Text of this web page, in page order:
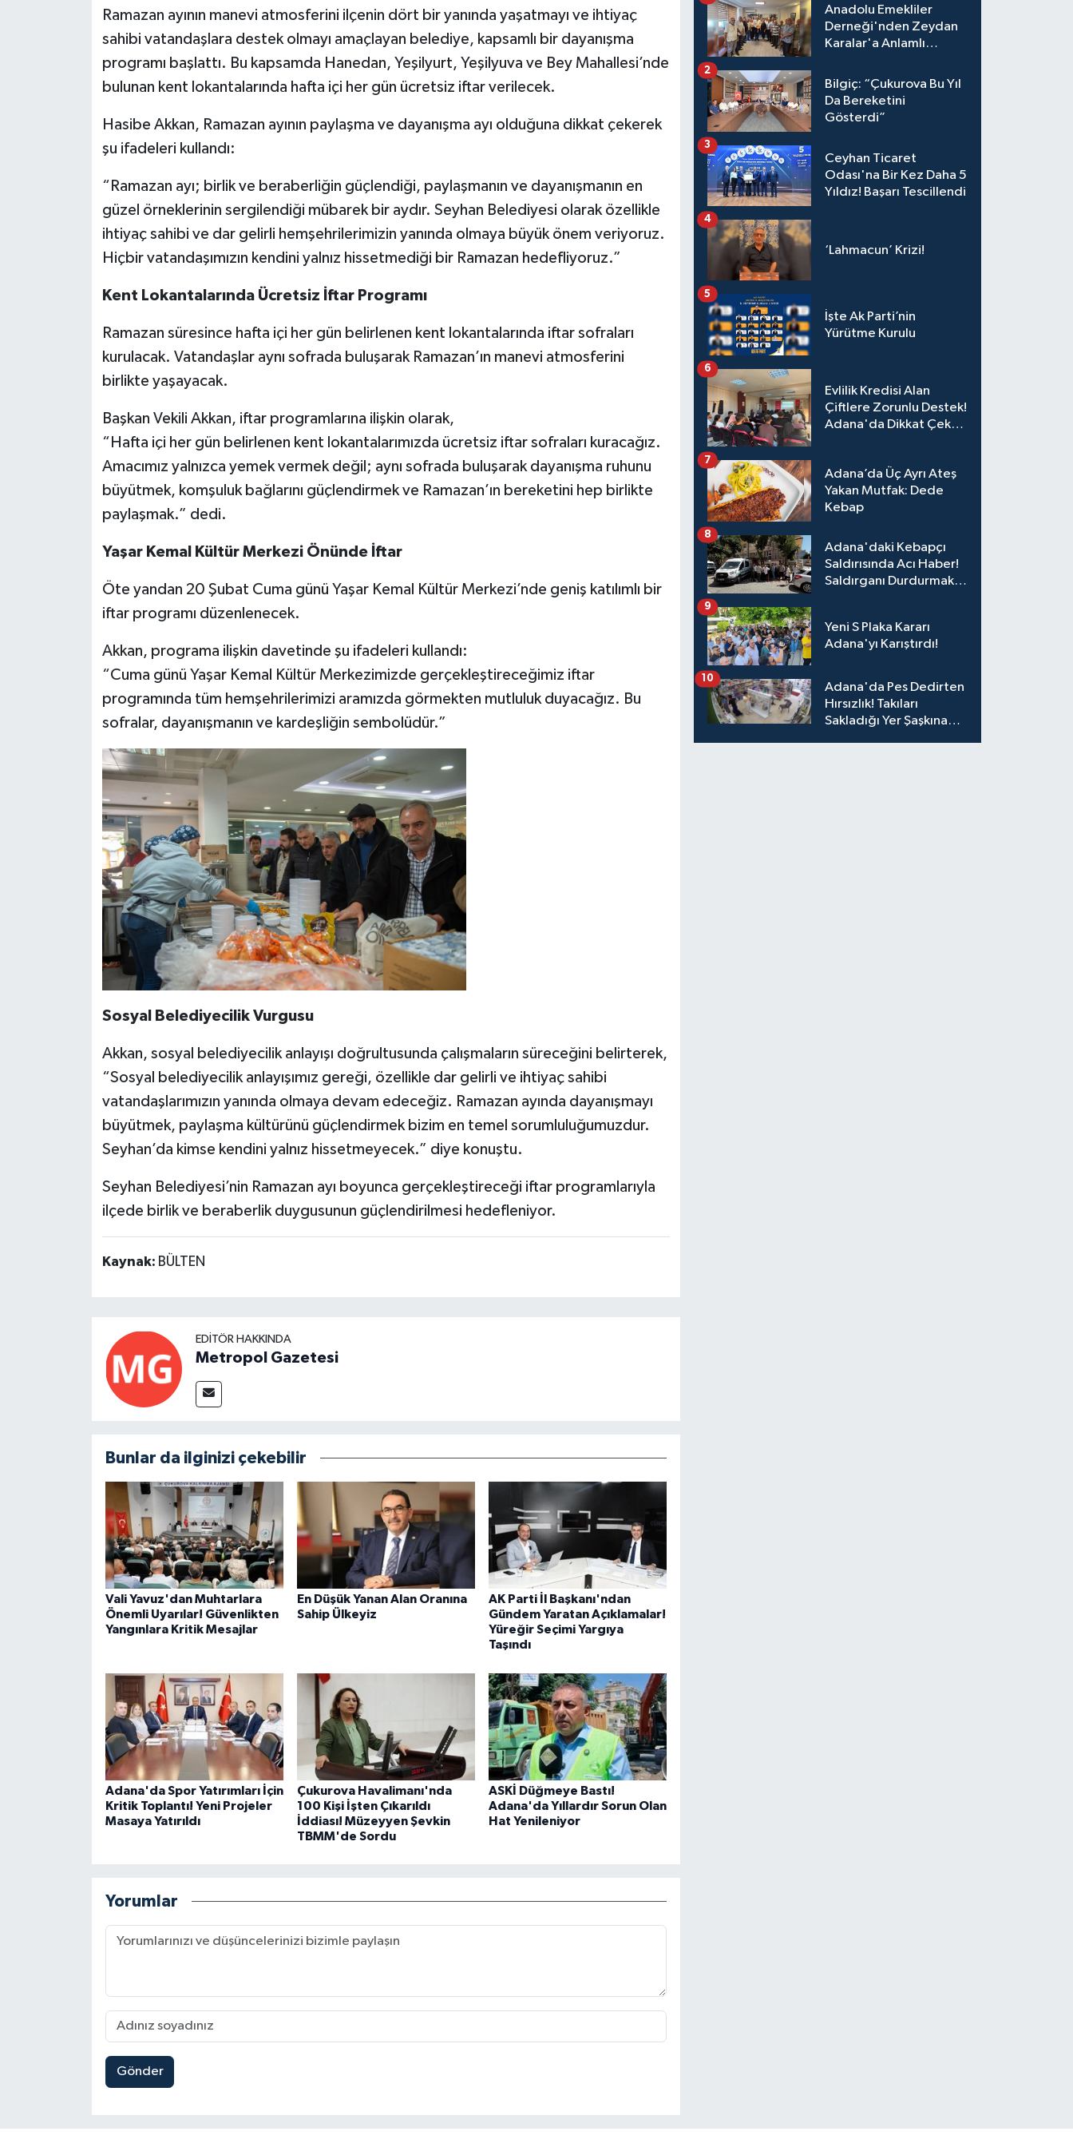
Ramazan ayının manevi atmosferini ilçenin dört bir yanında yaşatmayı ve ihtiyaç
sahibi vatandaşlara destek olmayı amaçlayan belediye, kapsamlı bir dayanışma
programı başlattı. Bu kapsamda Hanedan, Yeşilyurt, Yeşilyuva ve Bey Mahallesi’nde
bulunan kent lokantalarında hafta içi her gün ücretsiz iftar verilecek.
Hasibe Akkan, Ramazan ayının paylaşma ve dayanışma ayı olduğuna dikkat çekerek
şu ifadeleri kullandı:
“Ramazan ayı; birlik ve beraberliğin güçlendiği, paylaşmanın ve dayanışmanın en
güzel örneklerinin sergilendiği mübarek bir aydır. Seyhan Belediyesi olarak özellikle
ihtiyaç sahibi ve dar gelirli hemşehrilerimizin yanında olmaya büyük önem veriyoruz.
Hiçbir vatandaşımızın kendini yalnız hissetmediği bir Ramazan hedefliyoruz.”
Kent Lokantalarında Ücretsiz İftar Programı
Ramazan süresince hafta içi her gün belirlenen kent lokantalarında iftar sofraları
kurulacak. Vatandaşlar aynı sofrada buluşarak Ramazan’ın manevi atmosferini
birlikte yaşayacak.
Başkan Vekili Akkan, iftar programlarına ilişkin olarak,
“Hafta içi her gün belirlenen kent lokantalarımızda ücretsiz iftar sofraları kuracağız.
Amacımız yalnızca yemek vermek değil; aynı sofrada buluşarak dayanışma ruhunu
büyütmek, komşuluk bağlarını güçlendirmek ve Ramazan’ın bereketini hep birlikte
paylaşmak.” dedi.
Yaşar Kemal Kültür Merkezi Önünde İftar
Öte yandan 20 Şubat Cuma günü Yaşar Kemal Kültür Merkezi’nde geniş katılımlı bir
iftar programı düzenlenecek.
Akkan, programa ilişkin davetinde şu ifadeleri kullandı:
“Cuma günü Yaşar Kemal Kültür Merkezimizde gerçekleştireceğimiz iftar
programında tüm hemşehrilerimizi aramızda görmekten mutluluk duyacağız. Bu
sofralar, dayanışmanın ve kardeşliğin sembolüdür.”
Sosyal Belediyecilik Vurgusu
Akkan, sosyal belediyecilik anlayışı doğrultusunda çalışmaların süreceğini belirterek,
“Sosyal belediyecilik anlayışımız gereği, özellikle dar gelirli ve ihtiyaç sahibi
vatandaşlarımızın yanında olmaya devam edeceğiz. Ramazan ayında dayanışmayı
büyütmek, paylaşma kültürünü güçlendirmek bizim en temel sorumluluğumuzdur.
Seyhan’da kimse kendini yalnız hissetmeyecek.” diye konuştu.
Seyhan Belediyesi’nin Ramazan ayı boyunca gerçekleştireceği iftar programlarıyla
ilçede birlik ve beraberlik duygusunun güçlendirilmesi hedefleniyor.
Kaynak: BÜLTEN
EDITÖR HAKKINDA
Metropol Gazetesi
Bunlar da ilginizi çekebilir
Vali Yavuz'dan Muhtarlara
Önemli Uyarılar! Güvenlikten
Yangınlara Kritik Mesajlar
En Düşük Yanan Alan Oranına
Sahip Ülkeyiz
AK Parti İl Başkanı'ndan
Gündem Yaratan Açıklamalar!
Yüreğir Seçimi Yargıya
Taşındı
Adana'da Spor Yatırımları İçin
Kritik Toplantı! Yeni Projeler
Masaya Yatırıldı
Çukurova Havalimanı'nda
100 Kişi İşten Çıkarıldı
İddiası! Müzeyyen Şevkin
TBMM'de Sordu
ASKİ Düğmeye Bastı!
Adana'da Yıllardır Sorun Olan
Hat Yenileniyor
Yorumlar
Gönder
Anadolu Emekliler
Derneği'nden Zeydan
Karalar'a Anlamlı
Bilgiç: “Çukurova Bu Yıl
Da Bereketini
Gösterdi”
2
Ceyhan Ticaret
Odası'na Bir Kez Daha 5
Yıldız! Başarı Tescillendi
3
‘Lahmacun’ Krizi!
4
İşte Ak Parti’nin
Yürütme Kurulu
5
Evlilik Kredisi Alan
Çiftlere Zorunlu Destek!
Adana'da Dikkat Çeken
6
Adana’da Üç Ayrı Ateş
Yakan Mutfak: Dede
Kebap
7
Adana'daki Kebapçı
Saldırısında Acı Haber!
Saldırganı Durdurmak
8
Yeni S Plaka Kararı
Adana'yı Karıştırdı!
9
Adana'da Pes Dedirten
Hırsızlık! Takıları
Sakladığı Yer Şaşkına
10